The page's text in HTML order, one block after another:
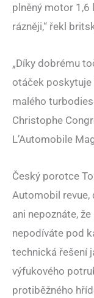
plněný motor 1,6
rázněji,“ řekl
„Díky dobrému
otáček poskytuje
malého
Christophe
L’Automobile
Český porotce
Automobil revue,
ani nepoznáte, že
nepodíváte pod
technická řešení
výfukového
protiběžného